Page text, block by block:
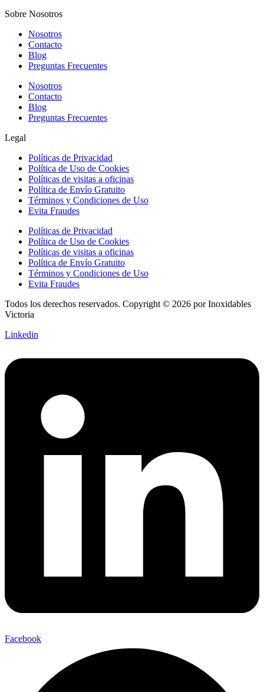
Sobre Nosotros
Nosotros
Contacto
Blog
Preguntas Frecuentes
Nosotros
Contacto
Blog
Preguntas Frecuentes
Legal
Políticas de Privacidad
Política de Uso de Cookies
Políticas de visitas a oficinas
Política de Envío Gratuito
Términos y Condiciones de Uso
Evita Fraudes
Políticas de Privacidad
Política de Uso de Cookies
Políticas de visitas a oficinas
Política de Envío Gratuito
Términos y Condiciones de Uso
Evita Fraudes
Todos los derechos reservados. Copyright © 2026 por Inoxidables
Victoria
Linkedin
Facebook